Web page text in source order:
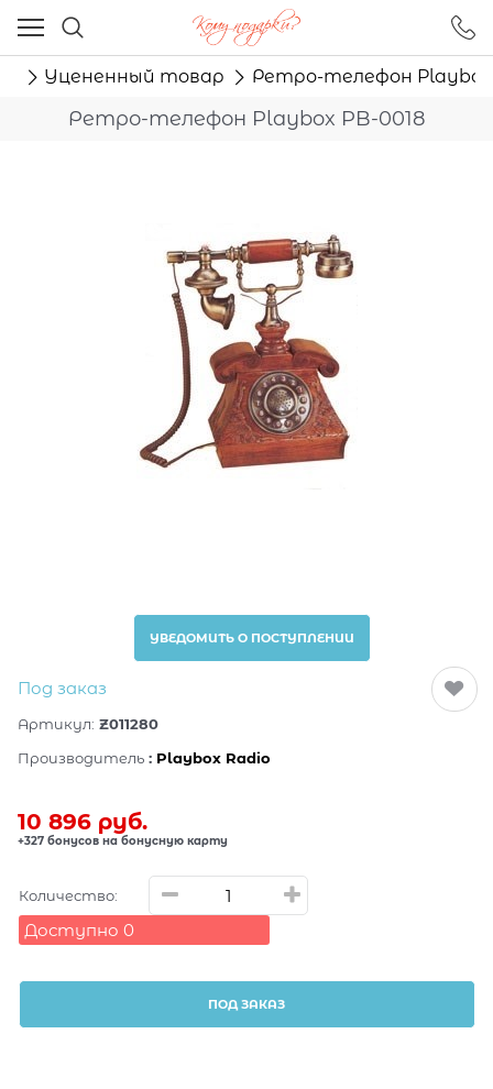
Уцененный товар Ретро-телефон Playbox
Ретро-телефон Playbox PB-0018
УВЕДОМИТЬ О ПОСТУПЛЕНИИ
Под заказ
Артикул: Z011280
Производитель : Playbox Radio
10 896 руб.
+327 бонусов на бонусную карту
Количество:
Доступно 0
ПОД ЗАКАЗ
Ваш город - Москва,
угадали?
ДА НЕТ